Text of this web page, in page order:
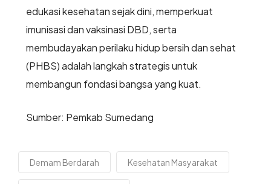
edukasi kesehatan sejak dini, memperkuat
imunisasi dan vaksinasi DBD, serta
membudayakan perilaku hidup bersih dan sehat
(PHBS) adalah langkah strategis untuk
membangun fondasi bangsa yang kuat.
Sumber: Pemkab Sumedang
Demam Berdarah Kesehatan Masyarakat